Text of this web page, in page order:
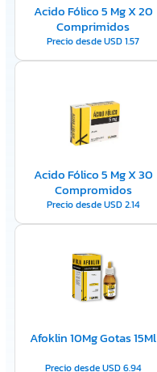
Acido Fólico 5 Mg X 20
Comprimidos
Precio desdeUSD1.57
Acido Fólico 5 Mg X 30
Compromidos
Precio desdeUSD2.14
Afoklin 10Mg Gotas 15Ml
Precio desdeUSD6.94